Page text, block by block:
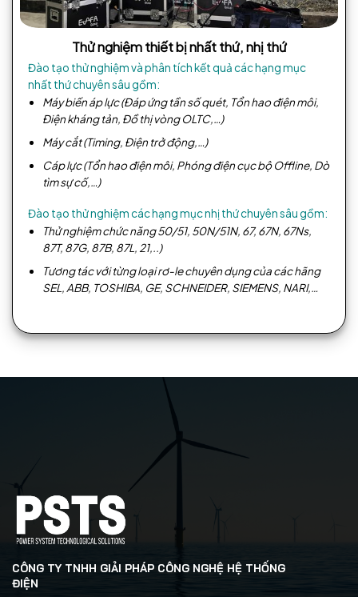
Thử nghiệm thiết bị nhất thứ, nhị thứ
Đào tạo thử nghiệm và phân tích kết quả các hạng mục
nhất thứ chuyên sâu gồm:
Máy biến áp lực (Đáp ứng tần số quét, Tổn hao điện môi,
Điện kháng tản, Đồ thị vòng OLTC,…)
Máy cắt (Timing, Điện trở động,…)
Cáp lực (Tổn hao điện môi, Phóng điện cục bộ Offline, Dò
tìm sự cố,…)
Đào tạo thử nghiệm các hạng mục nhị thứ chuyên sâu gồm:
Thử nghiệm chức năng 50/51, 50N/51N, 67, 67N, 67Ns,
87T, 87G, 87B, 87L, 21,..)
Tương tác với từng loại rơ-le chuyên dụng của các hãng
SEL, ABB, TOSHIBA, GE, SCHNEIDER, SIEMENS, NARI,…
CÔNG TY TNHH GIẢI PHÁP CÔNG NGHỆ HỆ THỐNG
ĐIỆN